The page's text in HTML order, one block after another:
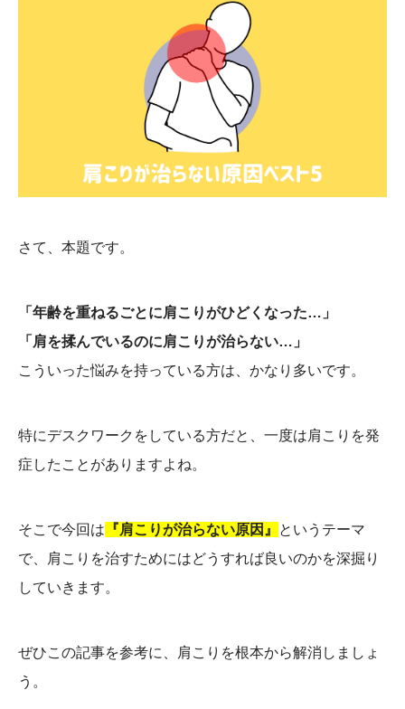
さて、本題です。
「年齢を重ねるごとに肩こりがひどくなった…」
「肩を揉んでいるのに肩こりが治らない…」
こういった悩みを持っている方は、かなり多いです。
特にデスクワークをしている方だと、一度は肩こりを発
症したことがありますよね。
そこで今回は 『肩こりが治らない原因』
というテーマ
で、肩こりを治すためにはどうすれば良いのかを深掘り
していきます。
ぜひこの記事を参考に、肩こりを根本から解消しましょ
う。